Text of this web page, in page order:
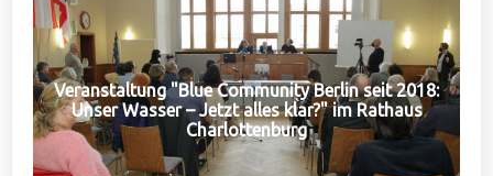
Veranstaltung "Blue Community Berlin seit 2018:
Unser Wasser – Jetzt alles klar?" im Rathaus
Charlottenburg